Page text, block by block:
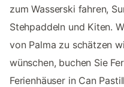
zum Wasserski fahren,
Stehpaddeln und Kiten.
von Palma zu schätzen
wünschen, buchen Sie
Ferienhäuser in Can